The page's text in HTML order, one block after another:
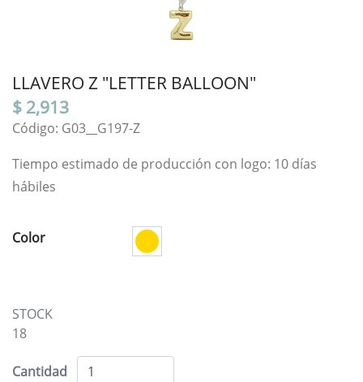
LLAVERO Z "LETTER BALLOON"
$ 2,913
Código: G03__G197-Z
Tiempo estimado de producción con logo: 10 días
hábiles
Color
STOCK
18
Cantidad